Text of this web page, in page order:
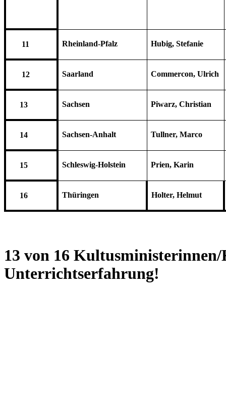
11 Rheinland-Pfalz Hubig, Stefanie
12 Saarland Commercon, Ulrich
13 Sachsen Piwarz, Christian
14 Sachsen-Anhalt Tullner, Marco
15 Schleswig-Holstein Prien, Karin
16 Thüringen Holter, Helmut
13 von 16
Unterrichtserfahrung!